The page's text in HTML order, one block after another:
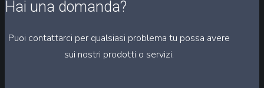
Hai una domanda?
Puoi contattarci per qualsiasi problema tu possa avere
sui nostri prodotti o servizi.